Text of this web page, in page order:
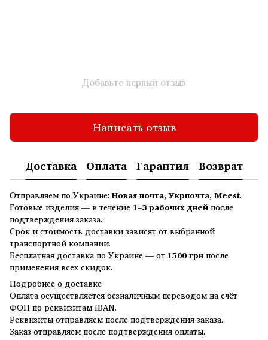
Добавьте первый отзыв
Написать отзыв
Доставка Оплата Гарантия Возврат
Отправляем по Украине: Новая почта, Укрпочта, Meest.
Готовые изделия — в течение 1–3 рабочих днейпосле
подтверждения заказа.
Срок и стоимость доставки зависят от выбранной
транспортной компании.
Бесплатная доставка по Украине — от 1500 грнпосле
применения всех скидок.
Подробнее о доставке
Оплата осуществляется безналичным переводом на счёт
ФОП по реквизитам IBAN.
Реквизиты отправляем после подтверждения заказа.
Заказ отправляем после подтверждения оплаты.